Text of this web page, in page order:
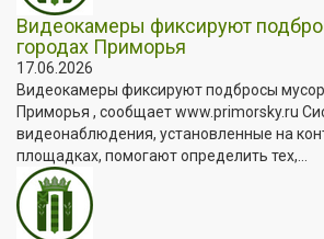
Видеокамеры фиксируют
городах Приморья
17.06.2026
Видеокамеры фиксируют подбросы
Приморья , сообщает www.primorsky.ru
видеонаблюдения, установленные на
площадках, помогают определить тех,...